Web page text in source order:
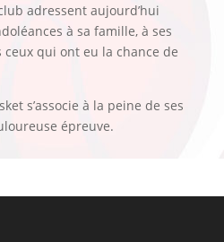
adressent aujourd’hui
à sa famille, à ses
ceux qui ont eu la chance de
s’associe à la peine de ses
épreuve.